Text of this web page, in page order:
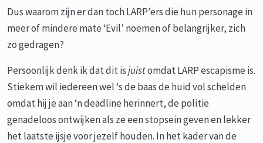
Dus waarom zijn er dan toch LARP’ers die hun personage in
meer of mindere mate ‘Evil’ noemen of belangrijker, zich
zo gedragen?
Persoonlijk denk ik dat dit isjuistomdat LARP escapisme is.
Stiekem wil iedereen wel ‘s de baas de huid vol schelden
omdat hij je aan ‘n deadline herinnert, de politie
genadeloos ontwijken als ze een stopsein geven en lekker
het laatste ijsje voor jezelf houden. In het kader van de